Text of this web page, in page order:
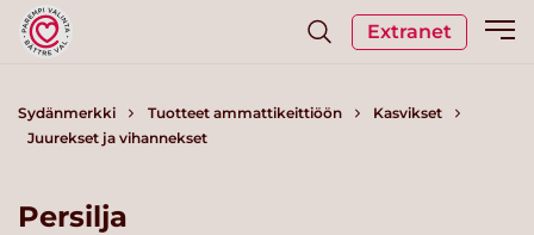
Extranet
Sydänmerkki Tuotteet ammattikeittiöön
Kasvikset
Juurekset ja vihannekset
Persilja